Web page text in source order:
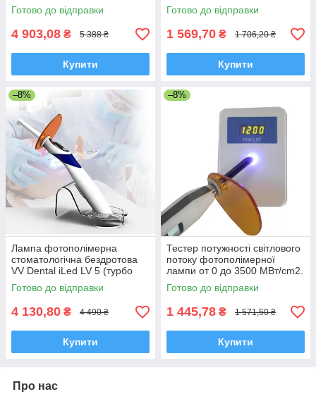
Готово до відправки
4 903,08 ₴ 5 388 ₴
Купити
Готово до відправки
1 569,70 ₴ 1 706,20 ₴
Купити
–8%
Лампа фотополімерна
стоматологічна бездротова
VV Dental iLed LV 5 (турбо
2500 мВт/см2)
Готово до відправки
4 130,80 ₴ 4 490 ₴
Купити
–8%
Тестер потужності світлового
потоку фотополімерної
лампи от 0 до 3500 МВт/cm2.
Готово до відправки
1 445,78 ₴ 1 571,50 ₴
Купити
Про нас